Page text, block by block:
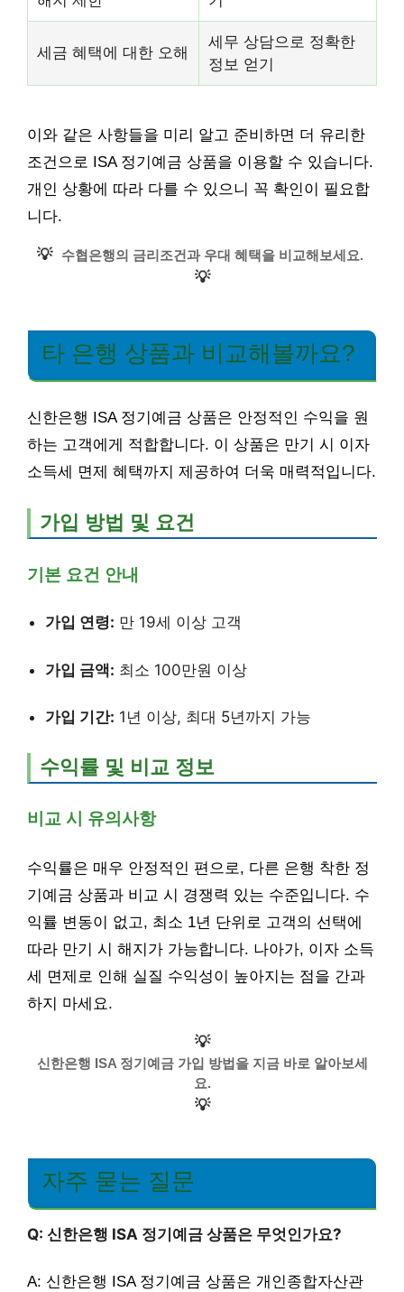
세금 혜택에 대한 오해
세무 상담으로 정확한
정보 얻기
이와 같은 사항들을 미리 알고 준비하면 더 유리한
조건으로 ISA 정기예금 상품을 이용할 수 있습니다.
개인 상황에 따라 다를 수 있으니 꼭 확인이 필요합
니다.
💡 수협은행의 금리조건과 우대 혜택을 비교해보세요.
💡
타 은행 상품과 비교해볼까요?
신한은행 ISA 정기예금 상품은 안정적인 수익을 원
하는 고객에게 적합합니다. 이 상품은 만기 시 이자
소득세 면제 혜택까지 제공하여 더욱 매력적입니다.
가입 방법 및 요건
기본 요건 안내
가입 연령: 만 19세 이상 고객
가입 금액: 최소 100만원 이상
가입 기간: 1년 이상, 최대 5년까지 가능
수익률 및 비교 정보
비교 시 유의사항
수익률은 매우 안정적인 편으로, 다른 은행 착한 정
기예금 상품과 비교 시 경쟁력 있는 수준입니다. 수
익률 변동이 없고, 최소 1년 단위로 고객의 선택에
따라 만기 시 해지가 가능합니다. 나아가, 이자 소득
세 면제로 인해 실질 수익성이 높아지는 점을 간과
하지 마세요.
💡
신한은행 ISA 정기예금 가입 방법을 지금 바로 알아보세
요.
💡
자주 묻는 질문
Q: 신한은행 ISA 정기예금 상품은 무엇인가요?
A: 신한은행 ISA 정기예금 상품은 개인종합자산관